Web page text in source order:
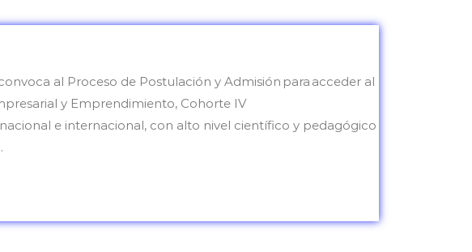
al Proceso de Postulación y Admisión para acceder al
y Emprendimiento, Cohorte IV
e internacional, con alto nivel científico y pedagógico